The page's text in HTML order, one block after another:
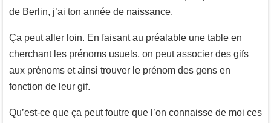
de Berlin, j’ai ton année de naissance.
Ça peut aller loin. En faisant au préalable une table en
cherchant les prénoms usuels, on peut associer des gifs
aux prénoms et ainsi trouver le prénom des gens en
fonction de leur gif.
Qu’est-ce que ça peut foutre que l’on connaisse de moi ces